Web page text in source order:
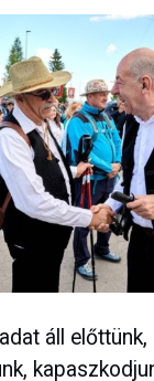
áll előttünk,